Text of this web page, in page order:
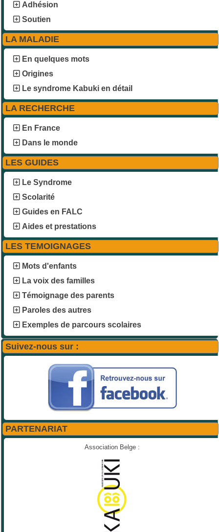
Adhésion
Soutien
LA MALADIE
En quelques mots
Origines
Le syndrome Kabuki en détail
LA RECHERCHE
En France
Dans le monde
LES GUIDES
Le Syndrome
Scolarité
Guides en FALC
Aides et prestations
LES TEMOIGNAGES
Mots d'enfants
La voix des familles
Témoignage des parents
Paroles des autres
Exemples de parcours scolaires
Suivez-nous sur :
PARTENARIAT
Association Belge :